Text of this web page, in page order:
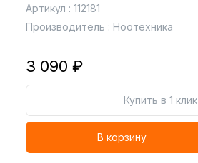
Артикул : 112181
Производитель : Ноотехника
3 090 ₽
Купить в 1 клик
В корзину